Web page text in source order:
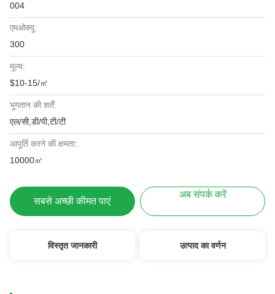
004
एमओक्यू:
300
मूल्य:
$10-15/㎡
भुगतान की शर्तें:
एल/सी,डी/पी,टी/टी
आपूर्ति करने की क्षमता:
10000㎡
सबसे अच्छी कीमत पाएं
अब संपर्क करें
विस्तृत जानकारी उत्पाद का वर्णन